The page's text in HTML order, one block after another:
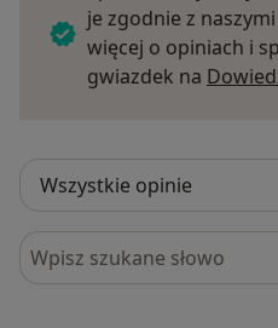
je zgodnie z
więcej o opiniach i
gwiazdek na
Szukaj w opiniach